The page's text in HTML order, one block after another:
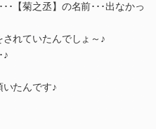
･【菊之丞】の名前･･･出なかっ
れていたんでしょ～♪
♪
いたんです♪